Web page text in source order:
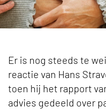
Er is nog steeds te
reactie van Hans
toen hij het rapport
advies gedeeld over